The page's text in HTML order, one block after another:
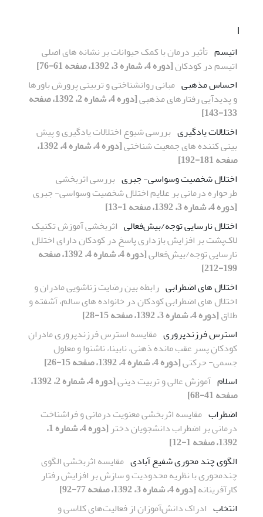
ا
اتیسم تأثیر درمان با کمک حیوانات بر نشانه های اصلی
اتیسم در کودکان[دوره 4، شماره 3، 1392، صفحه 61-76]
احساس مذهبی مبانی روانشناختی و تربیتی پرورش باورها
و پدیدآیی رفتارهای مذهبی
[دوره 4، شماره 2، 1392، صفحه
133-143]
اختلالات یادگیری بررسی شیوع اختلالات یادگیری و پیش
بینی کننده های جمعیت شناختی
[دوره 4، شماره 4، 1392،
صفحه 181-192]
اختلال شخصیت وسواسی- جبری بررسی اثربخشی
طرحواره درمانی بر علایم اختلال شخصیت وسواسی- جبری
[دوره 4، شماره 3، 1392، صفحه 1-13]
اختلال نارسایی توجه‌/‌بیش‌فعالی اثر‌بخشی آموزش تکنیک
لاک‌پشت بر افزایش بازداری پاسخ در کودکان دارای اختلال
نارسایی توجه/بیش‌فعالی
[دوره 4، شماره 4، 1392، صفحه
199-212]
اختلال های اضطرابی رابطه بین رضایت زناشویی مادران و
اختلال های اضطرابی کودکان در خانواده های سالم، آشفته و
طلاق[دوره 4، شماره 3، 1392، صفحه 15-28]
استرس فرزندپروری مقایسه استرس فرزندپروری مادرانِ
کودکانِ پسر عقب مانده ذهنی، نابینا، ناشنوا و معلول
جسمی- حرکتی[دوره 4، شماره 4، 1392، صفحه 15-26]
اسلام آموزش عالی و تربیت دینی
[دوره 4، شماره 2، 1392،
صفحه 41-68]
اضطراب مقایسه اثربخشی معنویت درمانی و فراشناخت
درمانی بر اضطراب دانشجویان دختر
[دوره 4، شماره 1،
1392، صفحه 1-12]
الگوی چند محوری شفیع آبادی مقایسه اثربخشی الگوی
چندمحوری با نظریه محدودیت و سازش بر افزایش رفتار
کارآفرینانه[دوره 4، شماره 3، 1392، صفحه 77-92]
انتخاب ادراک دانش‌آموزان از فعالیت‌های کلاسی و